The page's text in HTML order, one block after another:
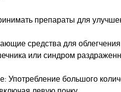
препараты для
средства для облегчения
или синдром
Употребление большого